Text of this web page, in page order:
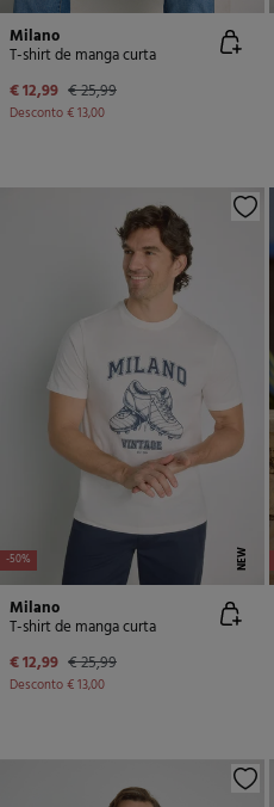
Milano
T-shirt de manga curta
€ 12,99 € 25,99
Desconto€ 13,00
-50% NEW
Milano
T-shirt de manga curta
€ 12,99 € 25,99
Desconto€ 13,00